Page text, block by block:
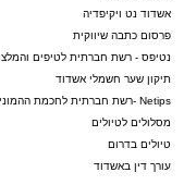
אשדוד נט ויקיפדיה
פרסום כתבה שיווקית
נטיפס - רשת חברתית לטיפים
תיקון שער חשמלי אשדוד
Netips -רשת חברתית לחכמת ההמונים
מסלולים לטיולים
טיולים בדרום
עורך דין באשדוד